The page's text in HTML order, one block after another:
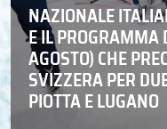
NAZIONALE
E IL PROGRAMMA
AGOSTO) CHE
SVIZZERA PER
PIOTTA E LUGANO